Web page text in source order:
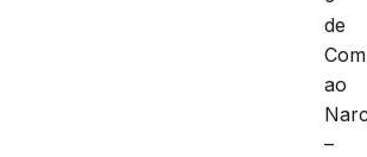
de
ao
–